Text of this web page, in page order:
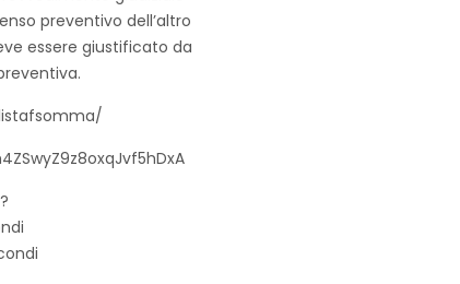
preventivo dell’altro
essere giustificato da